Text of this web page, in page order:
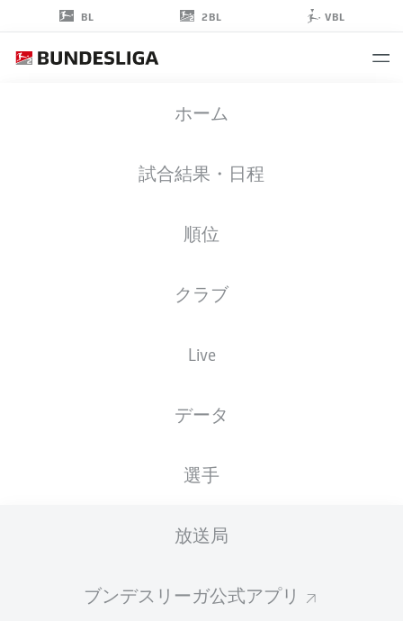
BL 2BL VBL
ホーム
試合結果・日程
順位
クラブ
Live
データ
選手
放送局
ブンデスリーガ公式アプリ